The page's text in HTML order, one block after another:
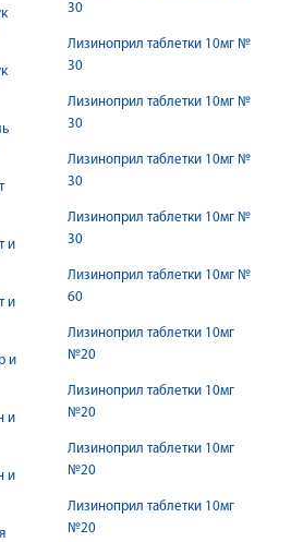
и
и
и
и
и
30
Лизиноприл таблетки 10мг №
30
Лизиноприл таблетки 10мг №
30
Лизиноприл таблетки 10мг №
30
Лизиноприл таблетки 10мг №
30
Лизиноприл таблетки 10мг №
60
Лизиноприл таблетки 10мг
№20
Лизиноприл таблетки 10мг
№20
Лизиноприл таблетки 10мг
№20
Лизиноприл таблетки 10мг
№20